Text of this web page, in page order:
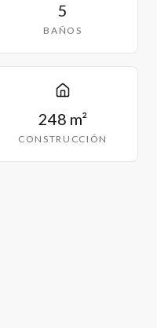
5
BAÑOS
248 m²
CONSTRUCCIÓN